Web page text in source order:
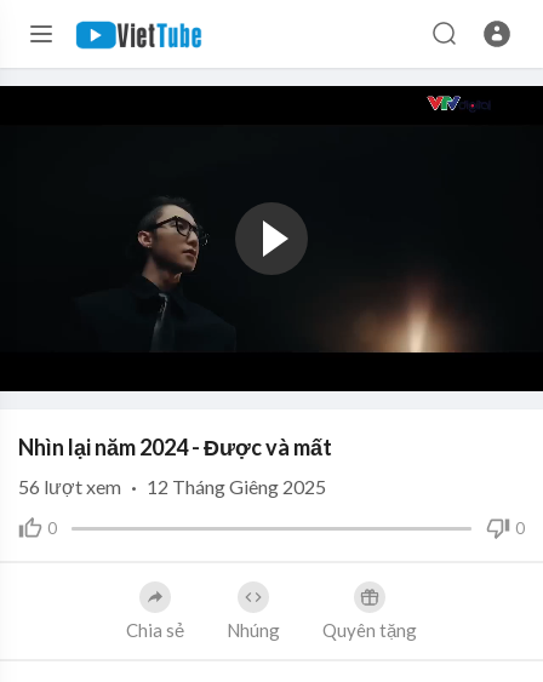
Nhìn lại năm 2024 - Được và mất
0 0
56 lượt xem · 12 Tháng Giêng 2025
Chia sẻ Nhúng Quyên tặng